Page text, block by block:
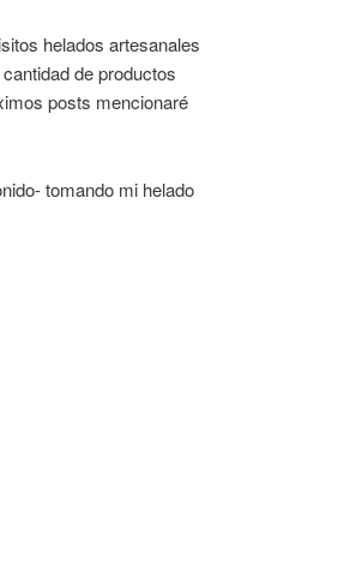
helados artesanales
de productos
posts mencionaré
tomando mi helado